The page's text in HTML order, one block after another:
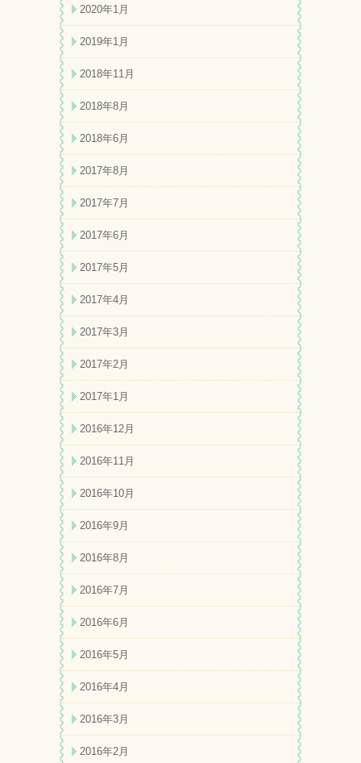
2020年1月
2019年1月
2018年11月
2018年8月
2018年6月
2017年8月
2017年7月
2017年6月
2017年5月
2017年4月
2017年3月
2017年2月
2017年1月
2016年12月
2016年11月
2016年10月
2016年9月
2016年8月
2016年7月
2016年6月
2016年5月
2016年4月
2016年3月
2016年2月